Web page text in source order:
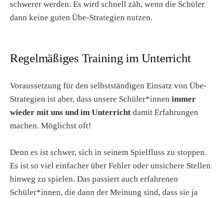
schwerer werden. Es wird schnell zäh, wenn die Schüler
dann keine guten Übe-Strategien nutzen.
Regelmäßiges Training im Unterricht
Voraussetzung für den selbstständigen Einsatz von Übe-
Strategien ist aber, dass unsere Schüler*innen immer
wieder mit uns und im Unterricht damit Erfahrungen
machen. Möglichst oft!
Denn es ist schwer, sich in seinem Spielfluss zu stoppen.
Es ist so viel einfacher über Fehler oder unsichere Stellen
hinweg zu spielen. Das passiert auch erfahrenen
Schüler*innen, die dann der Meinung sind, dass sie ja